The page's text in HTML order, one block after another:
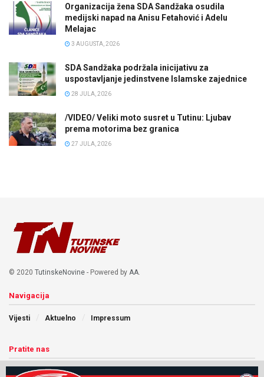
Organizacija žena SDA Sandžaka osudila
medijski napad na Anisu Fetahović i Adelu
Melajac
3 AUGUSTA, 2026
SDA Sandžaka podržala inicijativu za
uspostavljanje jedinstvene Islamske zajednice
28 JULA, 2026
/VIDEO/ Veliki moto susret u Tutinu: Ljubav
prema motorima bez granica
27 JULA, 2026
© 2020 TutinskeNovine - Powered by AA.
Navigacija
Vijesti Aktuelno Impressum
Pratite nas